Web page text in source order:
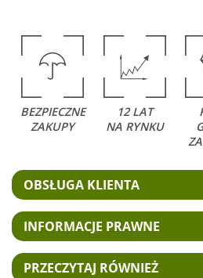
BEZPIECZNE
ZAKUPY
12 LAT
NA RYNKU
OBSŁUGA KLIENTA
INFORMACJE PRAWNE
PRZECZYTAJ RÓWNIEŻ